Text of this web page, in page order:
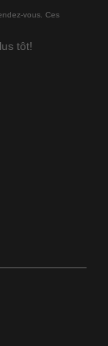
vous. Ces
tôt!